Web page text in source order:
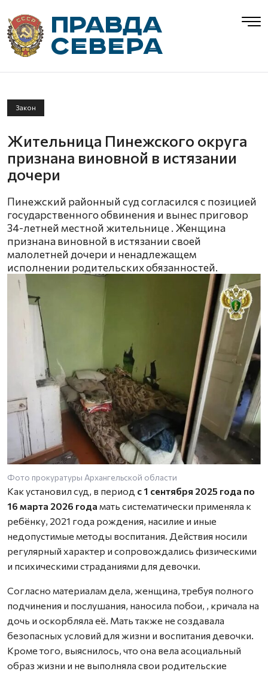
Закон
Жительница Пинежского округа
признана виновной в истязании
дочери
Пинежский районный суд согласился с позицией
государственного обвинения и вынес приговор
34-летней местной жительнице . Женщина
признана виновной в истязании своей
малолетней дочери и ненадлежащем
исполнении родительских обязанностей.
Фото прокуратуры Архангельской области
Как установил суд, в период с 1 сентября 2025 года по
16 марта 2026 года мать систематически применяла к
ребёнку, 2021 года рождения, насилие и иные
недопустимые методы воспитания. Действия носили
регулярный характер и сопровождались физическими
и психическими страданиями для девочки.
Согласно материалам дела, женщина, требуя полного
подчинения и послушания, наносила побои, , кричала на
дочь и оскорбляла её. Мать также не создавала
безопасных условий для жизни и воспитания девочки.
Кроме того, выяснилось, что она вела асоциальный
образ жизни и не выполняла свои родительские